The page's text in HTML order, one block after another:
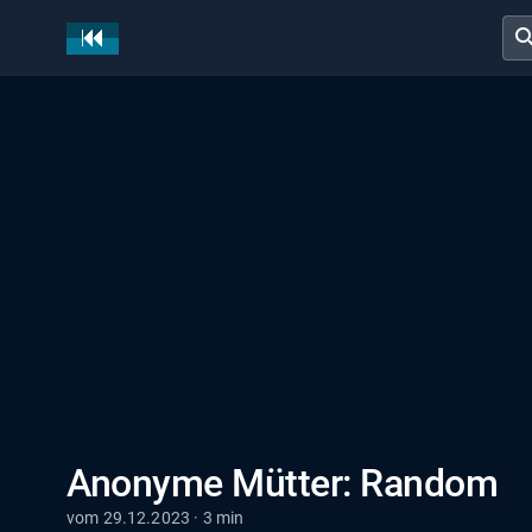
Anonyme Mütter: Random
vom 29.12.2023 · 3 min